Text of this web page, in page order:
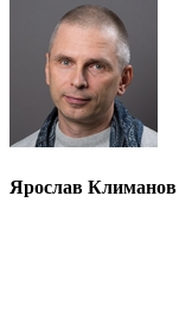
Ярослав Климанов